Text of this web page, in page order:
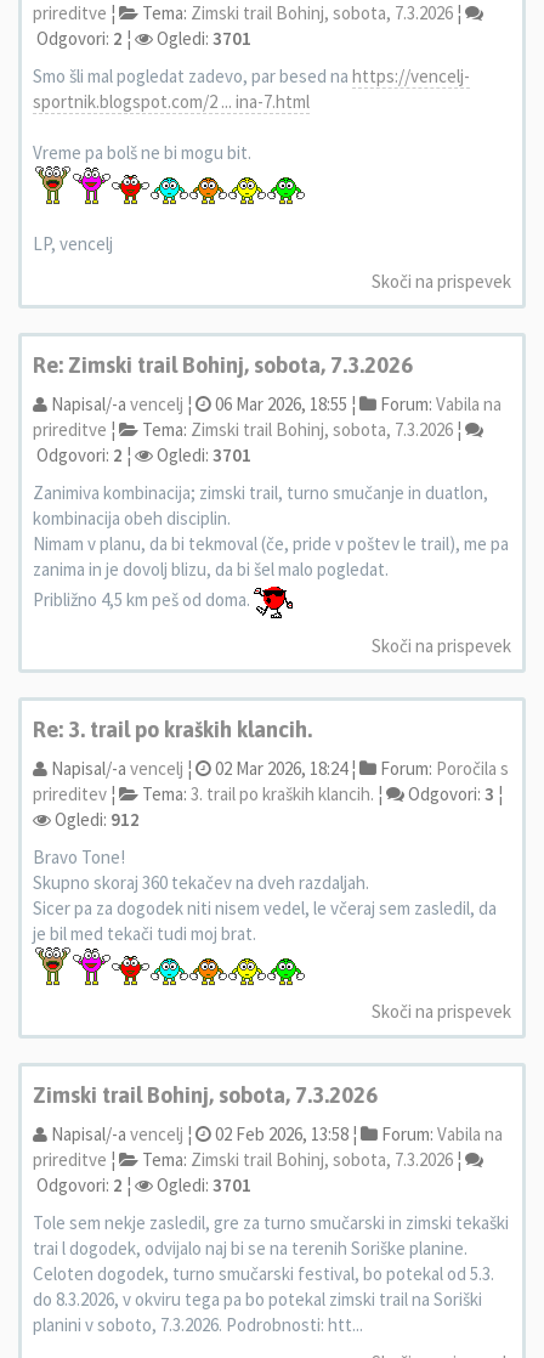
prireditve ¦ Tema: Zimski trail Bohinj, sobota, 7.3.2026 ¦
Odgovori: 2 ¦ Ogledi: 3701
Smo šli mal pogledat zadevo, par besed na https://vencelj-
sportnik.blogspot.com/2 ... ina-7.html
Vreme pa bolš ne bi mogu bit.
LP, vencelj
Skoči na prispevek
Re: Zimski trail Bohinj, sobota, 7.3.2026
Napisal/-a vencelj ¦ 06 Mar 2026, 18:55 ¦ Forum: Vabila na
prireditve ¦ Tema: Zimski trail Bohinj, sobota, 7.3.2026 ¦
Odgovori: 2 ¦ Ogledi: 3701
Zanimiva kombinacija; zimski trail, turno smučanje in duatlon,
kombinacija obeh disciplin.
Nimam v planu, da bi tekmoval (če, pride v poštev le trail), me pa
zanima in je dovolj blizu, da bi šel malo pogledat.
Približno 4,5 km peš od doma.
Skoči na prispevek
Re: 3. trail po kraških klancih.
Napisal/-a vencelj ¦ 02 Mar 2026, 18:24 ¦ Forum: Poročila s
prireditev ¦ Tema: 3. trail po kraških klancih. ¦ Odgovori: 3 ¦
Ogledi: 912
Bravo Tone!
Skupno skoraj 360 tekačev na dveh razdaljah.
Sicer pa za dogodek niti nisem vedel, le včeraj sem zasledil, da
je bil med tekači tudi moj brat.
Skoči na prispevek
Zimski trail Bohinj, sobota, 7.3.2026
Napisal/-a vencelj ¦ 02 Feb 2026, 13:58 ¦ Forum: Vabila na
prireditve ¦ Tema: Zimski trail Bohinj, sobota, 7.3.2026 ¦
Odgovori: 2 ¦ Ogledi: 3701
Tole sem nekje zasledil, gre za turno smučarski in zimski tekaški
trai l dogodek, odvijalo naj bi se na terenih Soriške planine.
Celoten dogodek, turno smučarski festival, bo potekal od 5.3.
do 8.3.2026, v okviru tega pa bo potekal zimski trail na Soriški
planini v soboto, 7.3.2026. Podrobnosti: htt...